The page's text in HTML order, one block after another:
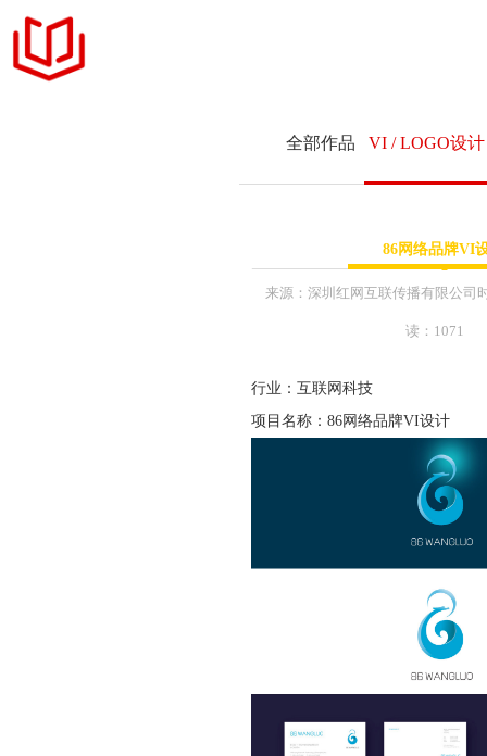
+ 响应式网站交互
+ 展示型企业网站
+ 企业网站升级和
+ 公众号内容维护
+ 互联网营销年度
+ 网络主题活动执行
MFCMS建站 关
开拓广阔的互联网空间，您需要的是一个 “智慧团队”
设计案例
MFCMS建站
联系我们
全部作品 VI / LOGO设计
网站与新媒体 课件
86网络品牌VI
来源： 深圳红网互联传播有限公司
读：1071
行业：互联网科技
项目名称：86网络品牌VI设计